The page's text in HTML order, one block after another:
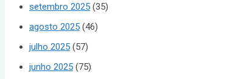
setembro 2025 (35)
agosto 2025 (46)
julho 2025 (57)
junho 2025 (75)